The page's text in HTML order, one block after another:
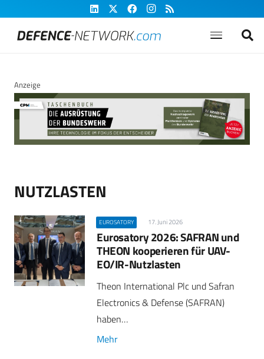
Anzeige
NUTZLASTEN
EUROSATORY 17. Juni 2026
Eurosatory 2026: SAFRAN und
THEON kooperieren für UAV-
EO/IR-Nutzlasten
Theon International Plc und Safran
Electronics & Defense (SAFRAN)
haben…
Mehr